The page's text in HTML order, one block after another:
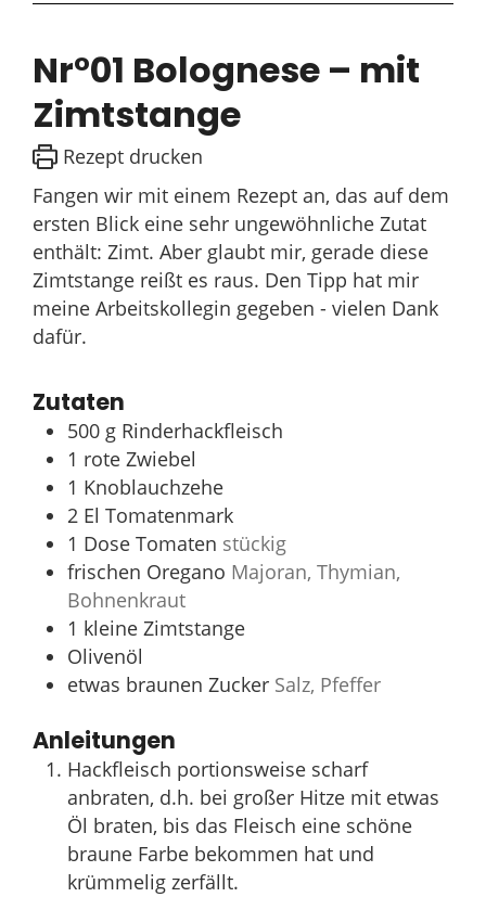
Nr°01 Bolognese – mit
Zimtstange
Rezept drucken
Fangen wir mit einem Rezept an, das auf dem
ersten Blick eine sehr ungewöhnliche Zutat
enthält: Zimt. Aber glaubt mir, gerade diese
Zimtstange reißt es raus. Den Tipp hat mir
meine Arbeitskollegin gegeben - vielen Dank
dafür.
Zutaten
500 g Rinderhackfleisch
1 rote Zwiebel
1 Knoblauchzehe
2 El Tomatenmark
1 Dose Tomaten stückig
frischen Oregano Majoran, Thymian,
Bohnenkraut
1 kleine Zimtstange
Olivenöl
etwas braunen Zucker Salz, Pfeffer
Anleitungen
Hackfleisch portionsweise scharf
anbraten, d.h. bei großer Hitze mit etwas
Öl braten, bis das Fleisch eine schöne
braune Farbe bekommen hat und
krümmelig zerfällt.